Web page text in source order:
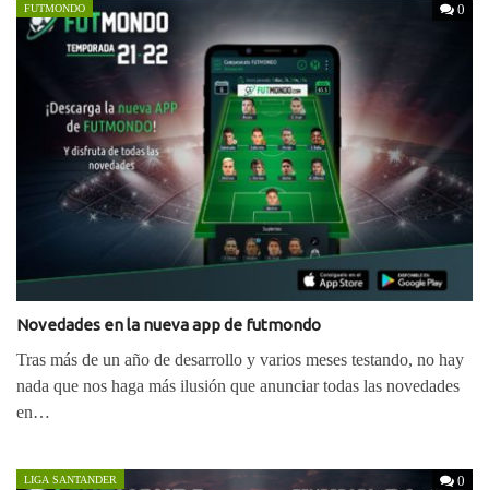
0
FUTMONDO
Novedades en la nueva app de futmondo
Tras más de un año de desarrollo y varios meses testando, no hay
nada que nos haga más ilusión que anunciar todas las novedades
en…
0
LIGA SANTANDER